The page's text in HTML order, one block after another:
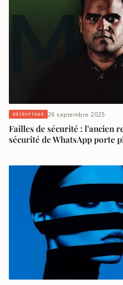
DÉCRYPTAGE 26 septembre 2025
Failles de sécurité : l’ancien
sécurité de WhatsApp porte